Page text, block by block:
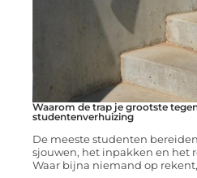
Waarom de trap je grootste
studentenverhuizing
De meeste studenten
sjouwen, het inpakken en het
Waar bijna niemand op